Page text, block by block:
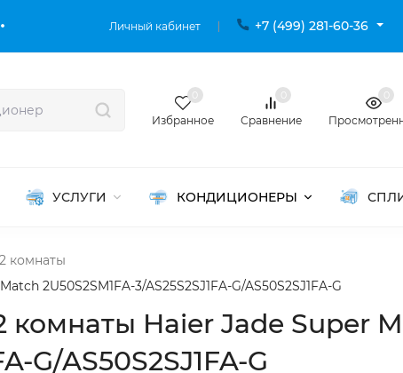
Личный кабинет +7 (499) 281-60-36
Избранное Сравнение
УСЛУГИ КОНДИЦИОНЕРЫ
2 комнаты
2U50S2SM1FA-3/AS25S2SJ1FA-G/AS50S2SJ1FA-G
комнаты Haier Jade Super
G/AS50S2SJ1FA-G